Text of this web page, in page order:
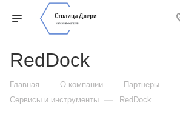
RedDock
Главная — О компании — Партнеры —
Сервисы и инструменты — RedDock